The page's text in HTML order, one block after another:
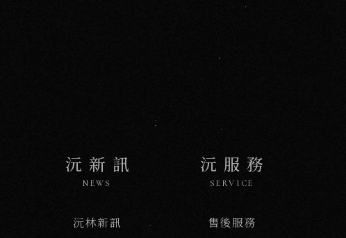
沅新訊
NEWS
沅林新訊
沅服務
SERVICE
售後服務